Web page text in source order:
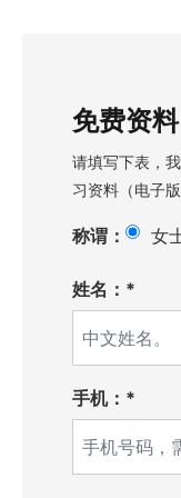
免费资料
请填写下表，
习资料（电子版
称谓： 女
姓名：*
手机：*